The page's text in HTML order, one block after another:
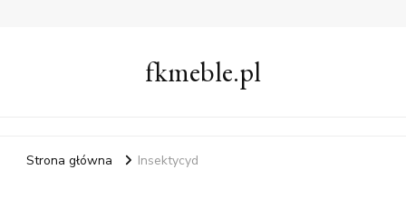
fkmeble.pl
Strona główna Insektycyd